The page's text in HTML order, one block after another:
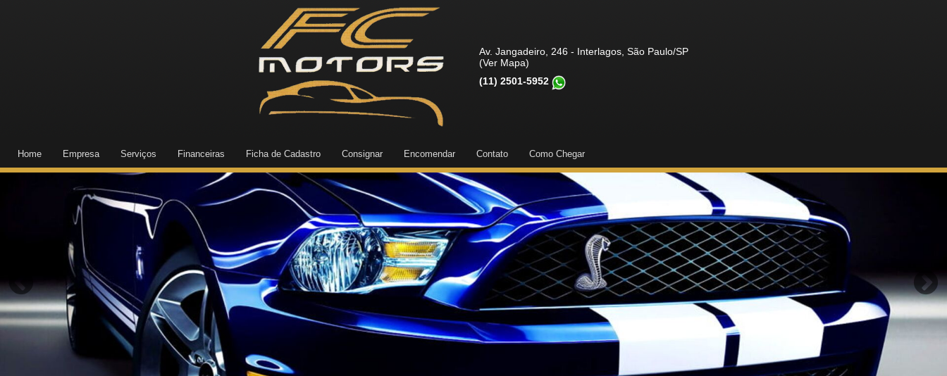
Av. Jangadeiro, 246 - Interlagos, São Paulo/SP
(Ver Mapa)
(11) 2501-5952
Home Empresa Serviços Financeiras Ficha de Cadastro Consignar Encomendar Contato Como Chegar